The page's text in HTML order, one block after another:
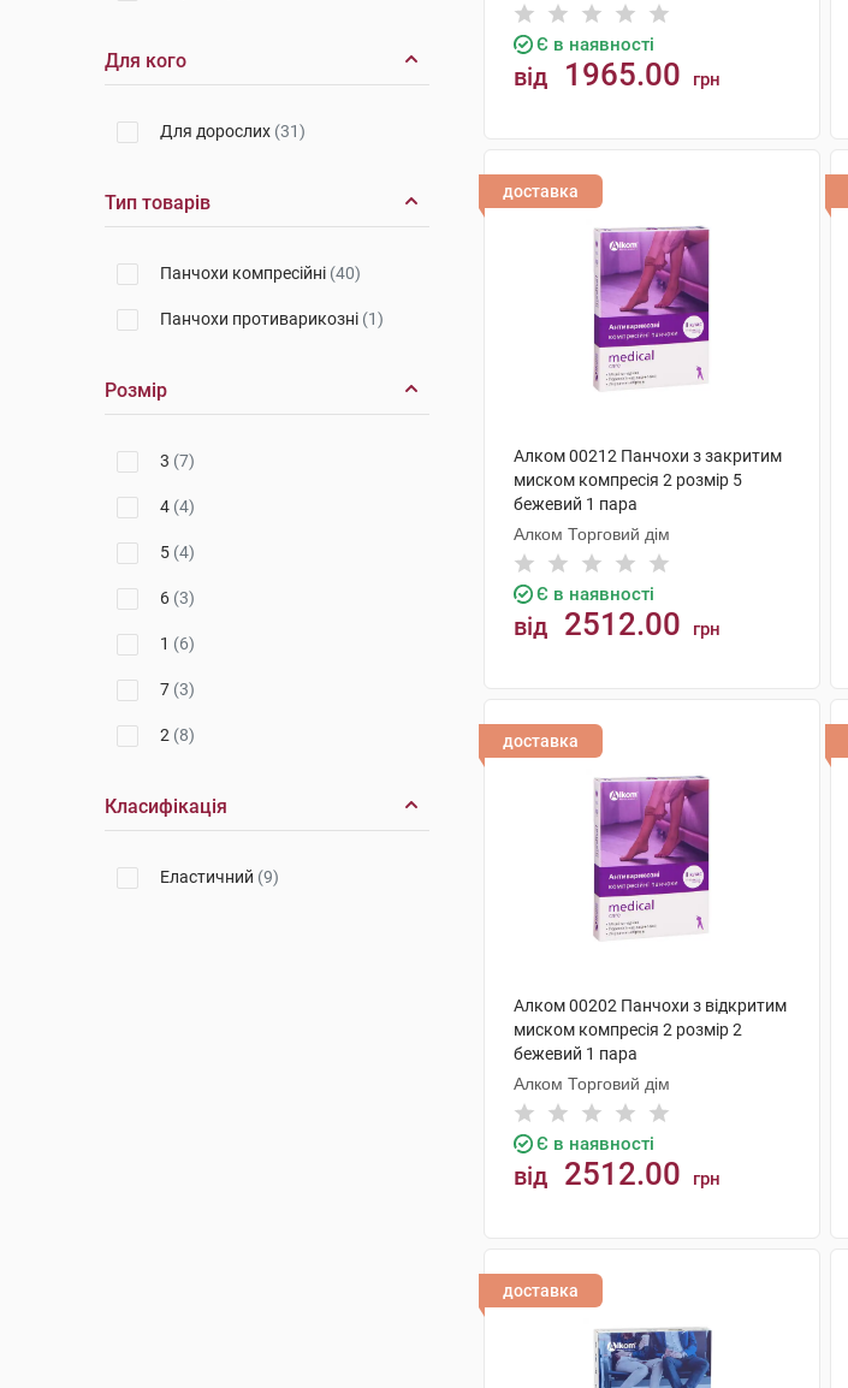
Для кого
Для дорослих (31)
Тип товарів
Панчохи компресійні (40)
Панчохи противарикозні (1)
Розмір
3 (7)
4 (4)
5 (4)
6 (3)
1 (6)
7 (3)
2 (8)
Класифікація
Еластичний (9)
Є в наявності
від 1965.00 грн
доставка
Алком 00212 Панчохи з закритим
миском компресія 2 розмір 5
бежевий 1 пара
Алком Торговий дім
Є в наявності
від 2512.00 грн
доставка
Алком 00202 Панчохи з відкритим
миском компресія 2 розмір 2
бежевий 1 пара
Алком Торговий дім
Є в наявності
від 2512.00 грн
доставка